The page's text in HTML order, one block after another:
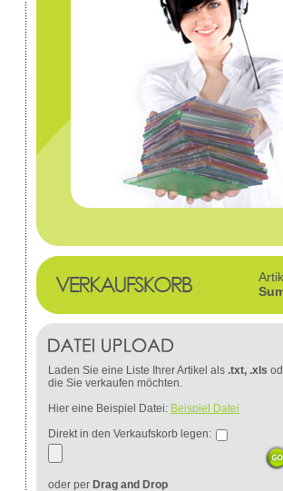
Laden Sie eine Liste Ihrer Artikel als .txt, .xls
die Sie verkaufen möchten.
Hier eine Beispiel Datei: Beispiel Datei
Direkt in den Verkaufskorb legen:
oder per Drag and Drop